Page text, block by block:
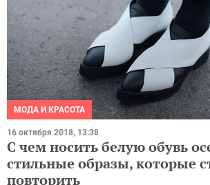
МОДА И КРАСОТА
16 октября 2018, 13:38
С чем носить белую обувь
стильные образы, которые
повторить